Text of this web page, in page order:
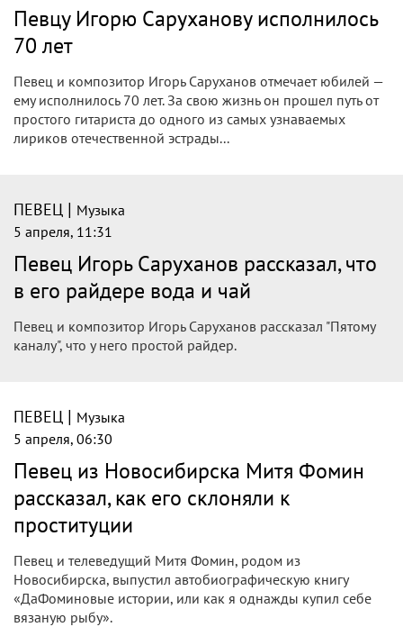
Певцу Игорю Саруханову исполнилось
70 лет
Певец и композитор Игорь Саруханов отмечает юбилей —
ему исполнилось 70 лет. За свою жизнь он прошел путь от
простого гитариста до одного из самых узнаваемых
лириков отечественной эстрады...
ПЕВЕЦ | Музыка
5 апреля, 11:31
Певец Игорь Саруханов рассказал, что
в его райдере вода и чай
Певец и композитор Игорь Саруханов рассказал "Пятому
каналу", что у него простой райдер.
ПЕВЕЦ | Музыка
5 апреля, 06:30
Певец из Новосибирска Митя Фомин
рассказал, как его склоняли к
проституции
Певец и телеведущий Митя Фомин, родом из
Новосибирска, выпустил автобиографическую книгу
«ДаФоминовые истории, или как я однажды купил себе
вязаную рыбу».